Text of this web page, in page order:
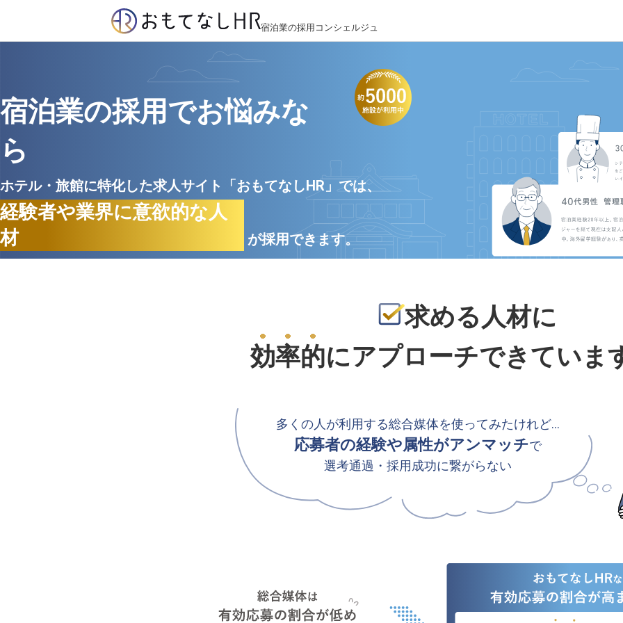
宿泊業の採用コンシェルジュ
宿泊業の採用でお悩みな
ら
ホテル・旅館に特化した求人サイト「おもてなしHR」では、
経験者や業界に意欲的な人
材
が採用できます。
求める人材に
効率的にアプローチできていま
多くの人が利用する総合媒体を使ってみたけれど…
応募者の経験や属性がアンマッチで
選考通過・採用成功に繋がらない